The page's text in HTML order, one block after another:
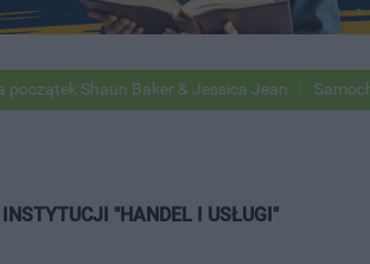
Shaun Baker & Jessica Jean Samochody
"HANDEL I USŁUGI"